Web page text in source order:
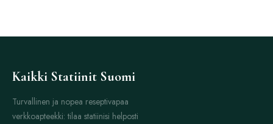
Kaikki Statiinit Suomi
Turvallinen ja nopea reseptivapaa
verkkoapteekki: tilaa statiinisi helposti